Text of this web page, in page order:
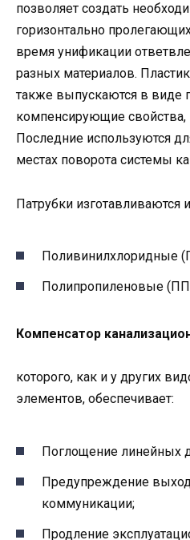
позволяет создать
горизонтально
время унификации
разных материалов.
также выпускаются в
компенсирующие
Последние используются
местах поворота системы
Патрубки изготавливаются
Поливинилхлоридные
Полипропиленовые
Компенсатор
которого, как и у других
элементов, обеспечивает:
Поглощение линейных
Предупреждение
коммуникации;
Продление